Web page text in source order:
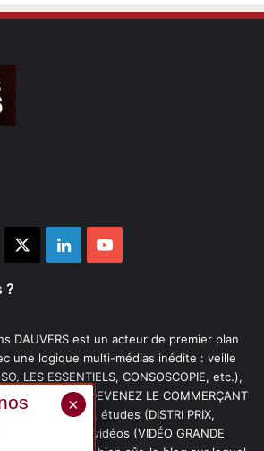
LinkedinYouTube
?
DAUVERS est un acteur de premier plan
une logique multi-médias inédite : veille
LES ESSENTIELS, CONSOSCOPIE, etc.),
IMAGE-PRIX, DEVENEZ LE COMMERÇANT
CLIENTS, etc.), études (DISTRI PRIX,
INSIGHTS), vidéos (VIDÉO GRANDE